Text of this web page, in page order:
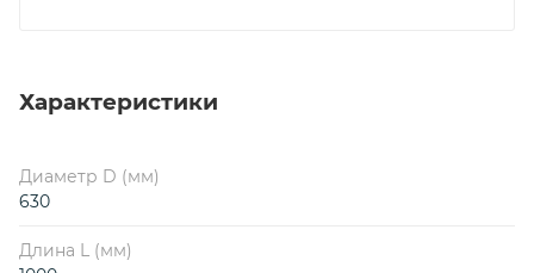
Характеристики
Диаметр D (мм)
630
Длина L (мм)